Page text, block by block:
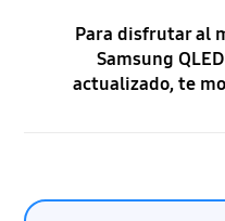
Para disfrutar al
Samsung
actualizado, te